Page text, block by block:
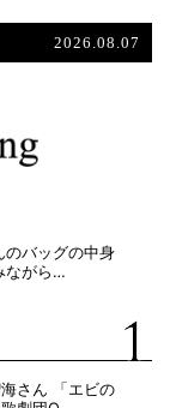
2026.08.07
のバッグの中身
ながら…
さん 「エビの